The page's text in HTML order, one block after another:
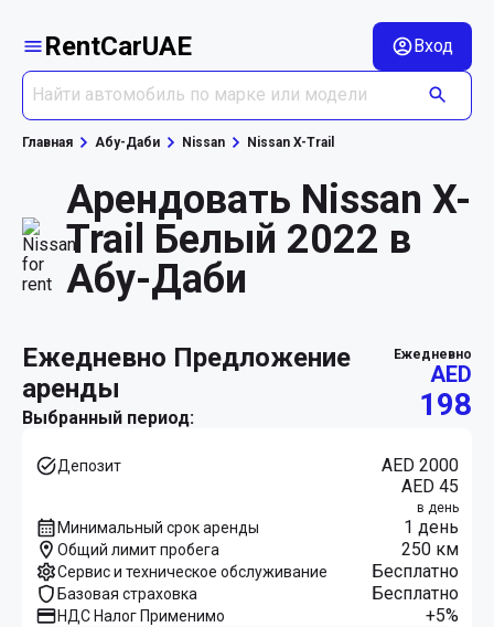
RentCarUAE Вход
Главная Абу-Даби Nissan Nissan X-Trail
Арендовать Nissan X-
Trail Белый 2022 в
Абу-Даби
ежедневно Предложение
аренды
Выбранный период:
ежедневно
AED
198
Депозит
AED 2000
AED 45
в день
Минимальный срок аренды 1 день
Общий лимит пробега 250 км
Сервис и техническое обслуживание Бесплатно
Базовая страховка Бесплатно
НДС Налог Применимо
+5%